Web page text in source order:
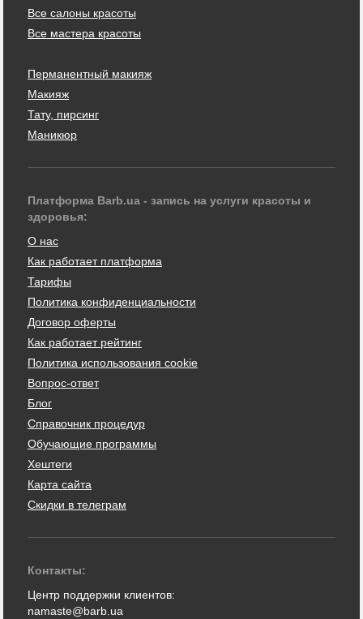
Все салоны красоты
Все мастера красоты
Перманентный макияж
Макияж
Тату, пирсинг
Маникюр
Платформа Barb.ua - запись на услуги красоты и
здоровья:
О нас
Как работает платформа
Тарифы
Политика конфиденциальности
Договор оферты
Как работает рейтинг
Политика использования cookie
Вопрос-ответ
Блог
Справочник процедур
Обучающие программы
Хештеги
Карта сайта
Скидки в телеграм
Контакты:
Центр поддержки клиентов:
namaste@barb.ua